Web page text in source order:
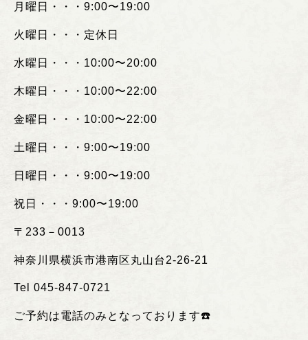
月曜日・・・ 9:00〜19:00
火曜日・・・定休日
水曜日・・・ 10:00〜20:00
木曜日・・・ 10:00〜22:00
金曜日・・・ 10:00〜22:00
土曜日・・・ 9:00〜19:00
日曜日・・・ 9:00〜19:00
祝日・・・ 9:00〜19:00
〒 233 － 0013
神奈川県横浜市港南区丸山台 2-26-21
Tel 045-847-0721
ご予約は電話のみとなっております☎️